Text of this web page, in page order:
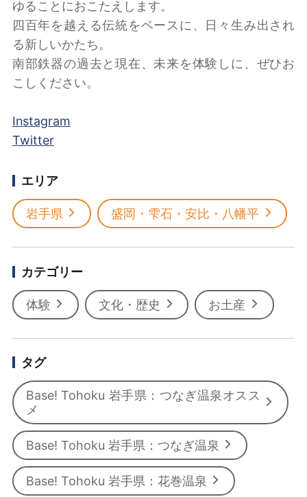
ゆることにおこたえします。
四百年を越える伝統をベースに、日々生み出され
る新しいかたち。
南部鉄器の過去と現在、未来を体験しに、ぜひお
こしください。
Instagram
Twitter
エリア
岩手県 盛岡・雫石・安比・八幡平
カテゴリー
体験 文化・歴史 お土産
タグ
Base! Tohoku 岩手県：つなぎ温泉オスス
メ
Base! Tohoku 岩手県：つなぎ温泉
Base! Tohoku 岩手県：花巻温泉